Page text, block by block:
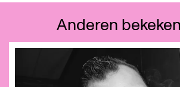
Anderen
Overslaan